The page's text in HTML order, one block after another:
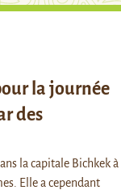
la journée
des
la capitale Bichkek à
Elle a cependant